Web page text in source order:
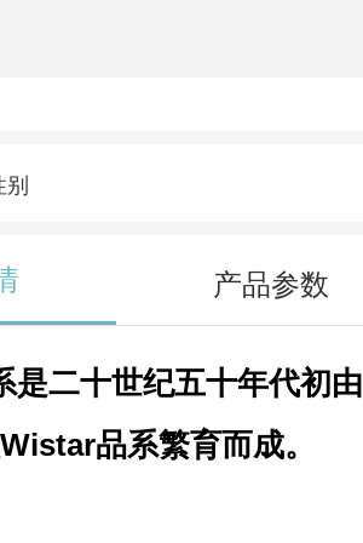
产品参数
是二十世纪五十年代初由
品系繁育而成。